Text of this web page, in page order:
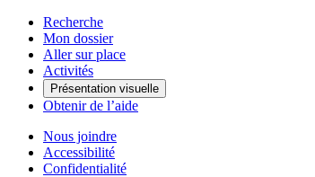
Recherche
Mon dossier
Aller sur place
Activités
Présentation visuelle
Obtenir de l’aide
Nous joindre
Accessibilité
Confidentialité